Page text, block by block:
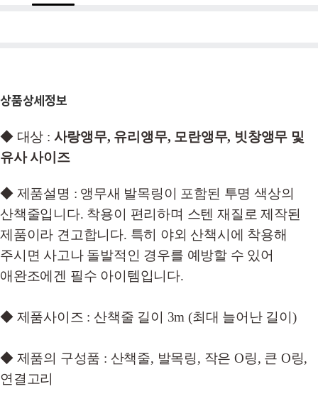
상품상세정보
◆ 대상 : 사랑앵무, 유리앵무, 모란앵무, 빗창앵무 및
유사 사이즈
◆ 제품설명 : 앵무새 발목링이 포함된 투명 색상의
산책줄입니다. 착용이 편리하며 스텐 재질로 제작된
제품이라 견고합니다. 특히 야외 산책시에 착용해
주시면 사고나 돌발적인 경우를 예방할 수 있어
애완조에겐 필수 아이템입니다.
◆ 제품사이즈 : 산책줄 길이 3m (최대 늘어난 길이)
◆ 제품의 구성품 : 산책줄, 발목링, 작은 O링, 큰 O링,
연결고리